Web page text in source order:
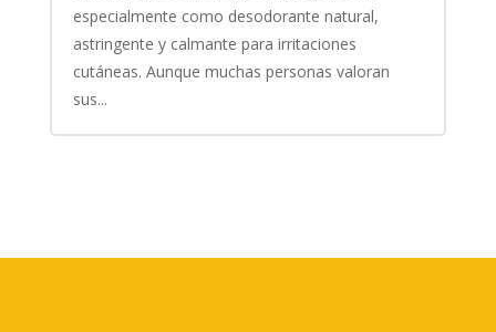
especialmente como desodorante natural,
astringente y calmante para irritaciones
cutáneas. Aunque muchas personas valoran
sus...